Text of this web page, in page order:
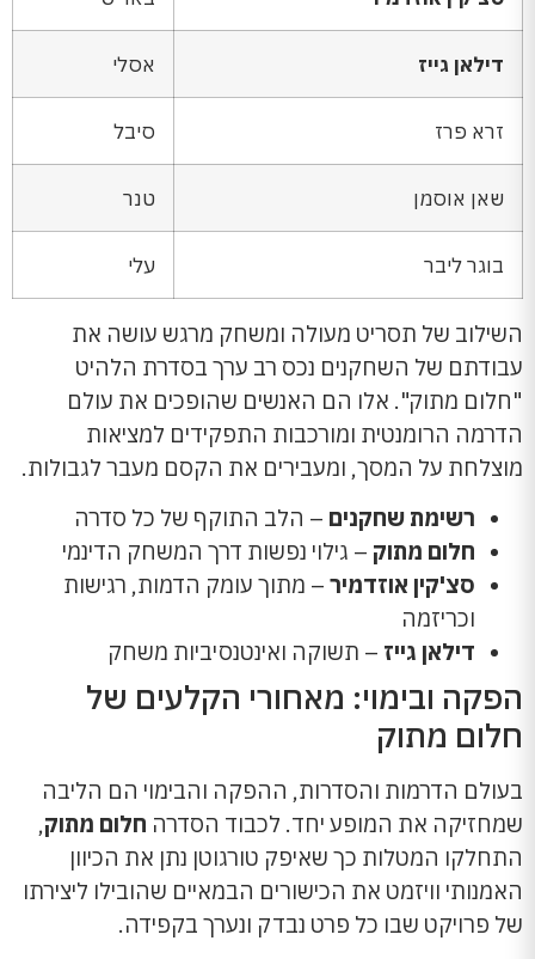
דילאן גייז אסלי
זרא פרז סיבל
שאן אוסמן טנר
בוגר ליבר עלי
השילוב של תסריט מעולה ומשחק מרגש עושה את
עבודתם של השחקנים נכס רב ערך בסדרת הלהיט
"חלום מתוק". אלו הם האנשים שהופכים את עולם
הדרמה הרומנטית ומורכבות התפקידים למציאות
מוצלחת על המסך, ומעבירים את הקסם מעבר לגבולות.
רשימת שחקנים – הלב התוקף של כל סדרה
חלום מתוק – גילוי נפשות דרך המשחק הדינמי
סצ'קין אוזדמיר – מתוך עומק הדמות, רגישות
וכריזמה
דילאן גייז – תשוקה ואינטנסיביות משחק
הפקה ובימוי: מאחורי הקלעים של
חלום מתוק
בעולם הדרמות והסדרות, ההפקה והבימוי הם הליבה
שמחזיקה את המופע יחד. לכבוד הסדרה חלום מתוק,
התחלקו המטלות כך שאיפק טורגוטן נתן את הכיוון
האמנותי וויזמט את הכישורים הבמאיים שהובילו ליצירתו
של פרויקט שבו כל פרט נבדק ונערך בקפידה.